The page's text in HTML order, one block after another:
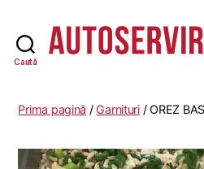
Caută
Prima pagină /Garnituri/ OREZ